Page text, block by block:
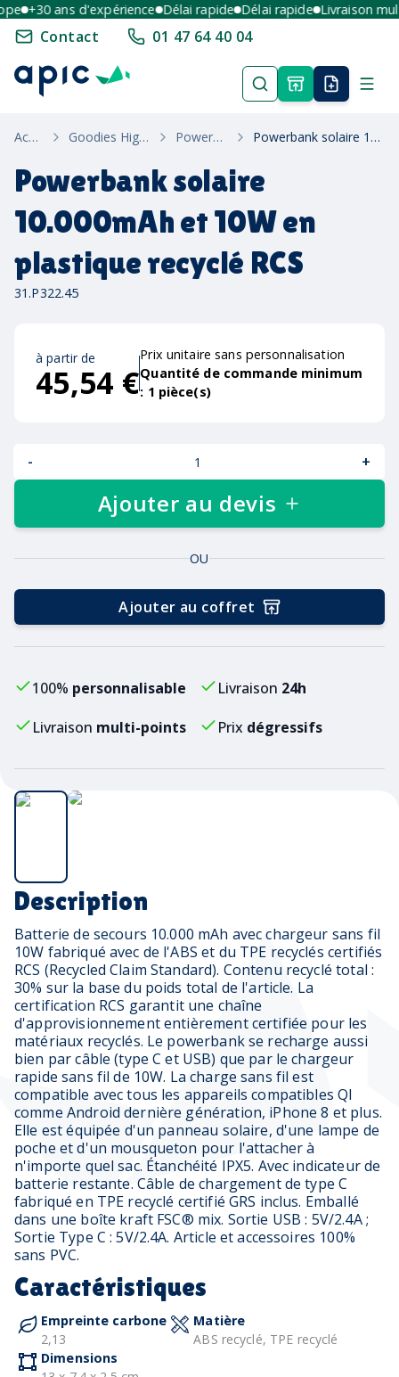
+30 ans d'expérience Délai rapide Délai rapide Livraison
Contact 01 47 64 40 04
Accueil Goodies High-Tech Powerbanks Powerbank solaire 10.000mAh et 10W en plastique recyclé RCS
Description
Batterie de secours 10.000 mAh avec chargeur sans fil
10W fabriqué avec de l'ABS et du TPE recyclés certifiés
RCS (Recycled Claim Standard). Contenu recyclé total :
30% sur la base du poids total de l'article. La
certification RCS garantit une chaîne
d'approvisionnement entièrement certifiée pour les
matériaux recyclés. Le powerbank se recharge aussi
bien par câble (type C et USB) que par le chargeur
rapide sans fil de 10W. La charge sans fil est
compatible avec tous les appareils compatibles QI
comme Android dernière génération, iPhone 8 et plus.
Elle est équipée d'un panneau solaire, d'une lampe de
poche et d'un mousqueton pour l'attacher à
n'importe quel sac. Étanchéité IPX5. Avec indicateur de
batterie restante. Câble de chargement de type C
fabriqué en TPE recyclé certifié GRS inclus. Emballé
dans une boîte kraft FSC® mix. Sortie USB : 5V/2.4A ;
Sortie Type C : 5V/2.4A. Article et accessoires 100%
sans PVC.
Caractéristiques
Empreinte carbone
2,13
Matière
ABS recyclé, TPE recyclé
Dimensions
Powerbank solaire
10.000mAh et 10W en
plastique recyclé RCS
31.P322.45
à partir de
45,54 €
Prix unitaire sans personnalisation
Quantité de commande minimum
: 1 pièce(s)
- +
Ajouter au devis
OU
Ajouter au coffret
100% personnalisable Livraison 24h
Livraison multi-points Prix dégressifs